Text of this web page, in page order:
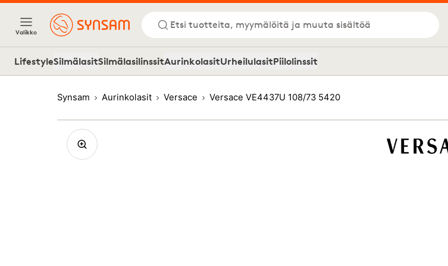
Valikko
Etsi tuotteita, myymälöitä ja muuta sisältöä
LifestyleSilmälasitSilmälasilinssitAurinkolasitUrheilulasitPiilolinssit
Synsam Aurinkolasit Versace Versace VE4437U 108/73 5420